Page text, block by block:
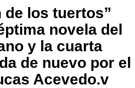
de los tuertos”
novela del
y la cuarta
de nuevo por el
Acevedo.v